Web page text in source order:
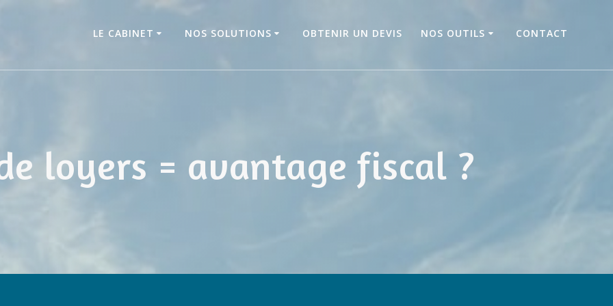
LE CABINET NOS SOLUTIONS OBTENIR UN DEVIS NOS OUTILS CONTACT
loyers = avantage fiscal ?